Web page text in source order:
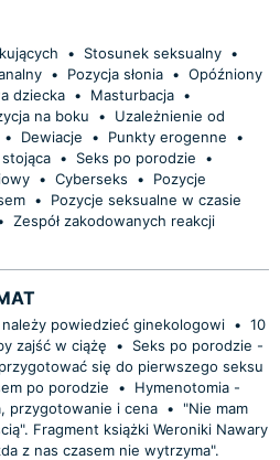
• Stosunek seksualny •
• Pozycja słonia • Opóźniony
dziecka • Masturbacja •
na boku •
Uzależnienie od
• Dewiacje • Punkty erogenne
•
• Seks po porodzie
•
• Cyberseks •
Pozycje
•
Pozycje seksualne w czasie
Zespół zakodowanych reakcji
powiedzieć ginekologowi • 10
zajść w ciążę
•
Seks po porodzie -
się do pierwszego seksu
po porodzie
•
Hymenotomia -
przygotowanie i cena •
"Nie mam
Fragment książki Weroniki Nawary
z nas czasem nie wytrzyma".